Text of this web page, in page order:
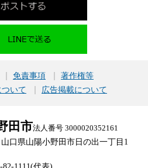
免責事項
著作権等
いて
広告掲載について
田市法人番号 3000020352161
山口県山陽小野田市日の出一丁目1